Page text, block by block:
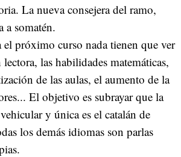
La nueva consejera del ramo,
a somatén.
próximo curso nada tienen que ver
las habilidades matemáticas,
de las aulas, el aumento de la
El objetivo es subrayar que la
y única es el catalán de
los demás idiomas son parlas